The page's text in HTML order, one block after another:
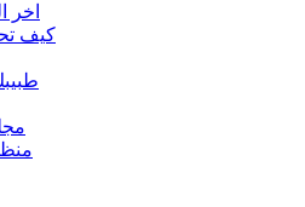
اخر
كيف